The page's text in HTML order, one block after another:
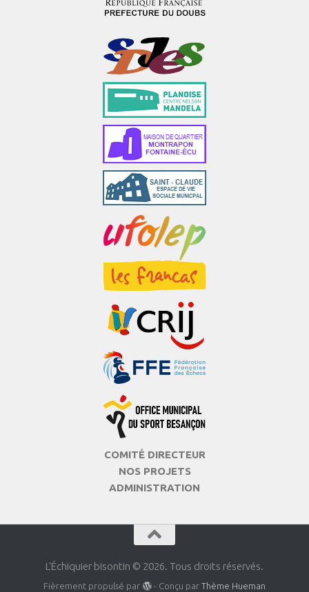
COMITÉ DIRECTEUR
NOS PROJETS
ADMINISTRATION
L'Échiquier bisontin © 2026. Tous droits réservés.
Fièrement propulsé par - Conçu par Thème Hueman